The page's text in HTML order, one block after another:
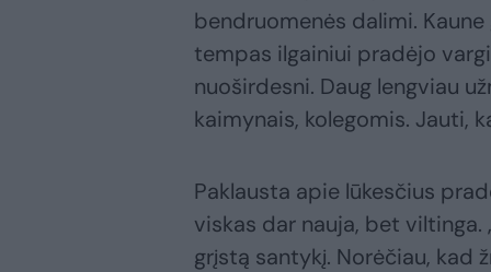
bendruomenės dalimi.
tempas ilgainiui pradėjo
nuoširdesni. Daug lengviau
kaimynais, kolegomis. Jauti,
Paklausta apie lūkesčius
viskas dar nauja, bet
grįstą santykį. Norėčiau, kad